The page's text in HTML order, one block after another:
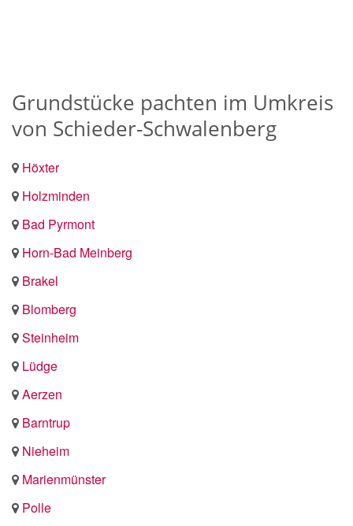
Grundstücke pachten im Umkreis
von Schieder-Schwalenberg
Höxter
Holzminden
Bad Pyrmont
Horn-Bad Meinberg
Brakel
Blomberg
Steinheim
Lüdge
Aerzen
Barntrup
Nieheim
Marienmünster
Polle